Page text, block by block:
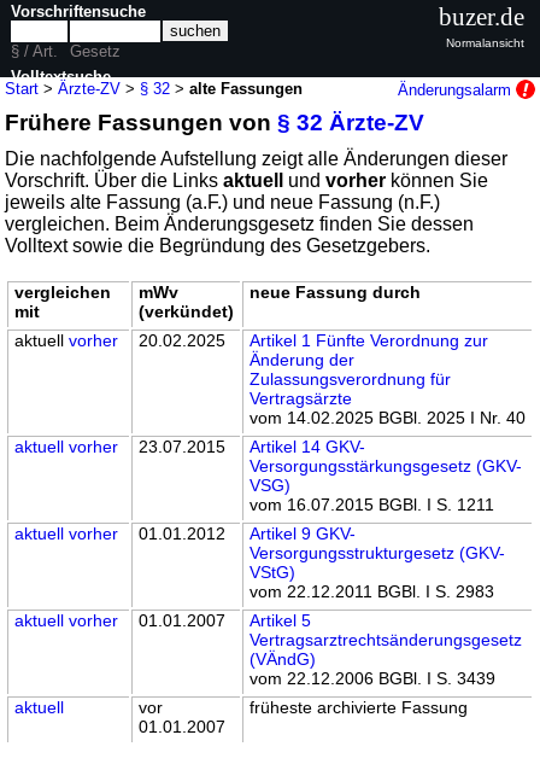
Start >Ärzte-ZV > § 32 >alte Fassungen Änderungsalarm
Frühere Fassungen von§ 32 Ärzte-ZV
Die nachfolgende Aufstellung zeigt alle Änderungen dieser
Vorschrift. Über die Linksaktuell undvorher können Sie
jeweils alte Fassung (a.F.) und neue Fassung (n.F.)
vergleichen. Beim Änderungsgesetz finden Sie dessen
Volltext sowie die Begründung des Gesetzgebers.
vergleichen
mit
mWv
(verkündet)
neue Fassung durch
aktuellvorher 20.02.2025
Artikel 1 Fünfte Verordnung zur
Änderung der
Zulassungsverordnung für
Vertragsärzte
vom 14.02.2025 BGBl. 2025 I Nr. 40
aktuell vorher 23.07.2015
Artikel 14 GKV-
Versorgungsstärkungsgesetz (GKV-
VSG)
vom 16.07.2015 BGBl. I S. 1211
aktuell vorher 01.01.2012
Artikel 9 GKV-
Versorgungsstrukturgesetz (GKV-
VStG)
vom 22.12.2011 BGBl. I S. 2983
aktuell vorher 01.01.2007
Artikel 5
Vertragsarztrechtsänderungsgesetz
(VÄndG)
vom 22.12.2006 BGBl. I S. 3439
aktuell
vor
01.01.2007
früheste archivierte Fassung
Vorschriftensuche
§ / Art.
Gesetz
Volltextsuche
nur in Ärzte-ZV
buzer.de
Normalansicht